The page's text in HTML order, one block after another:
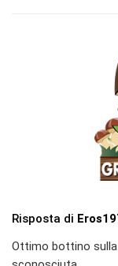
Risposta di
Ottimo bottino